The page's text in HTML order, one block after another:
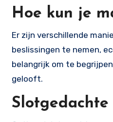
Hoe kun je
Er zijn verschillende
beslissingen te nemen,
belangrijk om te
gelooft.
Slotgedachte